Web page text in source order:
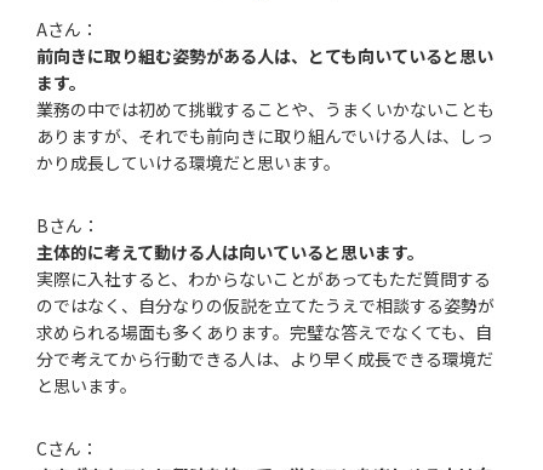
Aさん：
前向きに取り組む姿勢がある人は、とても向いていると思い
ます。
業務の中では初めて挑戦することや、うまくいかないことも
ありますが、それでも前向きに取り組んでいける人は、しっ
かり成長していける環境だと思います。
Bさん：
主体的に考えて動ける人は向いていると思います。
実際に入社すると、わからないことがあってもただ質問する
のではなく、自分なりの仮説を立てたうえで相談する姿勢が
求められる場面も多くあります。完璧な答えでなくても、自
分で考えてから行動できる人は、より早く成長できる環境だ
と思います。
Cさん：